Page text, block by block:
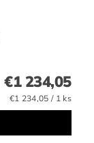
€1 234,05
€1 234,05 / 1 ks